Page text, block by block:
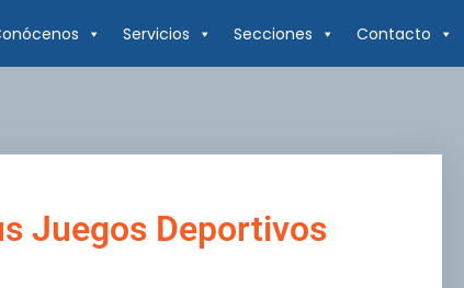
Servicios Secciones Contacto
Juegos Deportivos